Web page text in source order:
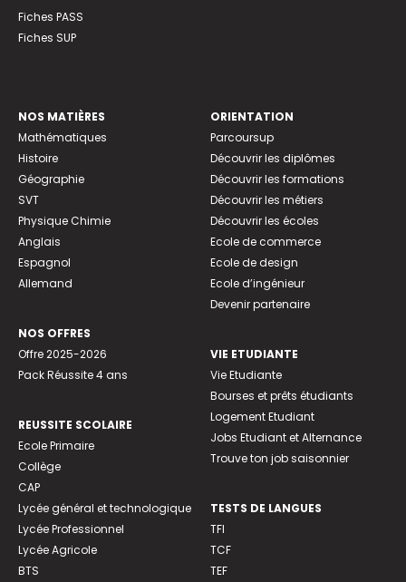
Fiches PASS
Fiches SUP
NOS MATIÈRES
Mathématiques
Histoire
Géographie
SVT
Physique Chimie
Anglais
Espagnol
Allemand
NOS OFFRES
Offre 2025-2026
Pack Réussite 4 ans
REUSSITE SCOLAIRE
Ecole Primaire
Collège
CAP
Lycée général et technologique
Lycée Professionnel
Lycée Agricole
BTS
ORIENTATION
Parcoursup
Découvrir les diplômes
Découvrir les formations
Découvrir les métiers
Découvrir les écoles
Ecole de commerce
Ecole de design
Ecole d’ingénieur
Devenir partenaire
VIE ETUDIANTE
Vie Etudiante
Bourses et prêts étudiants
Logement Etudiant
Jobs Etudiant et Alternance
Trouve ton job saisonnier
TESTS DE LANGUES
TFI
TCF
TEF